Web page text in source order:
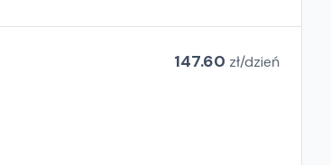
147.60 zł/dzień